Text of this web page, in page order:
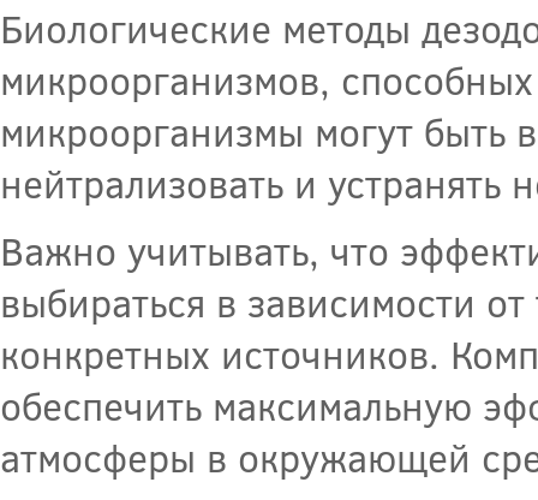
Биологические методы
микроорганизмов,
микроорганизмы могут быть
нейтрализовать и устранять
Важно учитывать, что
выбираться в зависимости
конкретных источников.
обеспечить максимальную
атмосферы в окружающей